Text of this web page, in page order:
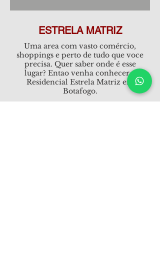
ESTRELA MATRIZ
Uma area com vasto comércio,
shoppings e perto de tudo que voce
precisa. Quer saber onde é esse
lugar? Entao venha conhecer o
Residencial Estrela Matriz em
Botafogo.